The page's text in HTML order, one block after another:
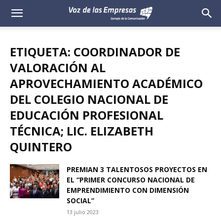
Voz
Empresas
ETIQUETA: COORDINADOR DE
VALORACIÓN AL
APROVECHAMIENTO ACADÉMICO
DEL COLEGIO NACIONAL DE
EDUCACIÓN PROFESIONAL
TÉCNICA; LIC. ELIZABETH
QUINTERO
PREMIAN 3 TALENTOSOS PROYECTOS EN
EL “PRIMER CONCURSO NACIONAL DE
EMPRENDIMIENTO CON DIMENSIÓN
SOCIAL”
13 julio 2023